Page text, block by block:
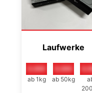
Laufwerke
0,00€
ab 1kg
0,00€
ab 50kg